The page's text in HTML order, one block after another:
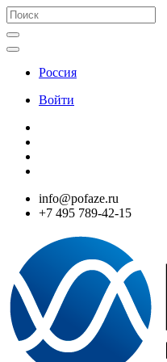
Россия
Войти
info@pofaze.ru
+7 495 789-42-15